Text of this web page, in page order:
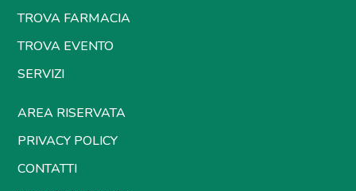
TROVA FARMACIA
TROVA EVENTO
SERVIZI
AREA RISERVATA
PRIVACY POLICY
CONTATTI